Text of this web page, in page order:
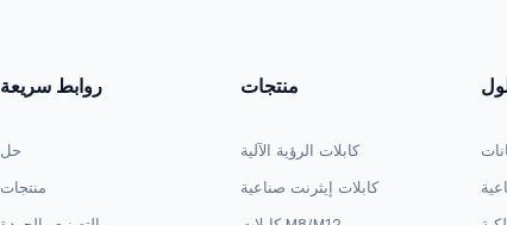
روابط سريعة
حل
منتجات
منتجات
كابلات الرؤية الآلية
كابلات إيثرنت صناعية